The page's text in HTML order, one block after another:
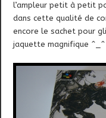
l’ampleur petit à petit
dans cette qualité de
encore le sachet pour
jaquette magnifique ^_^